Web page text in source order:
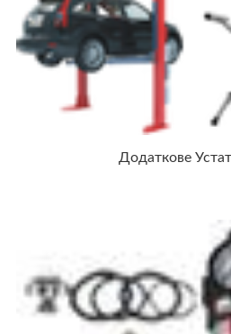
Додаткове